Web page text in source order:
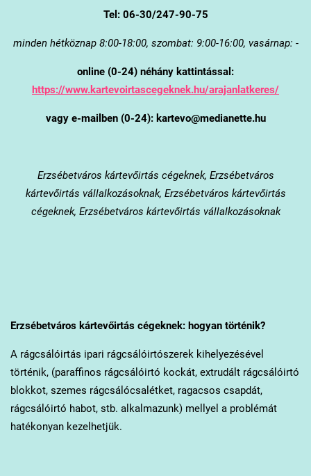
Tel: 06-30/247-90-75
minden hétköznap 8:00-18:00, szombat: 9:00-16:00, vasárnap: -
online (0-24) néhány kattintással:
https://www.kartevoirtascegeknek.hu/arajanlatkeres/
vagy e-mailben (0-24): kartevo@medianette.hu
Erzsébetváros kártevőirtás cégeknek, Erzsébetváros
kártevőirtás vállalkozásoknak, Erzsébetváros kártevőirtás
cégeknek, Erzsébetváros kártevőirtás vállalkozásoknak
Erzsébetvároskártevőirtás cégeknek: hogyan történik?
A rágcsálóirtás ipari rágcsálóirtószerek kihelyezésével
történik, (paraffinos rágcsálóirtó kockát, extrudált rágcsálóirtó
blokkot, szemes rágcsálócsalétket, ragacsos csapdát,
rágcsálóirtó habot, stb. alkalmazunk) mellyel a problémát
hatékonyan kezelhetjük.